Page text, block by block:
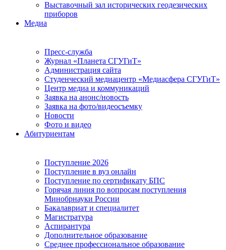
Выставочный зал исторических геодезических
приборов
Медиа
Пресс-служба
Журнал «Планета СГУГиТ»
Администрация сайта
Студенческий медиацентр «Медиасфера СГУГиТ»
Центр медиа и коммуникаций
Заявка на анонс/новость
Заявка на фото/видеосъемку
Новости
Фото и видео
Абитуриентам
Поступление 2026
Поступление в вуз онлайн
Поступление по сертификату БПС
Горячая линия по вопросам поступления
Минобрнауки России
Бакалавриат и специалитет
Магистратура
Аспирантура
Дополнительное образование
Среднее профессиональное образование